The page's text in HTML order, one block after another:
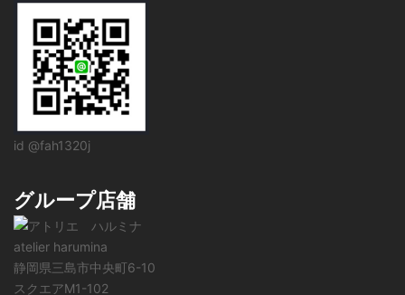
id @fah1320j
グループ店舗
atelier harumina
静岡県三島市中央町6-10
スクエアM1-102